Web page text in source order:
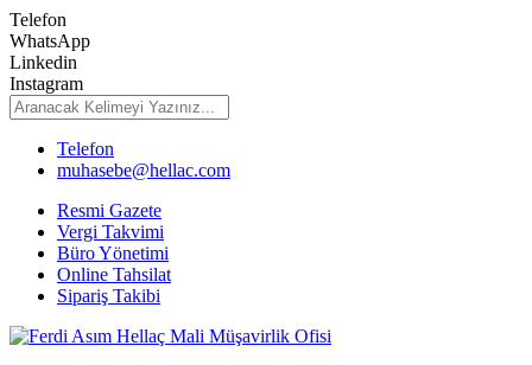
Telefon
WhatsApp
Linkedin
Instagram
Telefon
muhasebe@hellac.com
Resmi Gazete
Vergi Takvimi
Büro Yönetimi
Online Tahsilat
Sipariş Takibi